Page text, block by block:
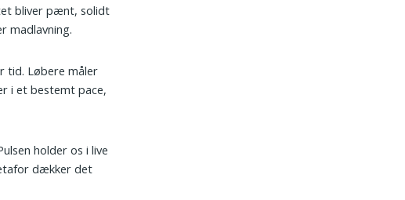
bliver pænt, solidt
madlavning.
tid. Løbere måler
i et bestemt pace,
holder os i live
dækker det